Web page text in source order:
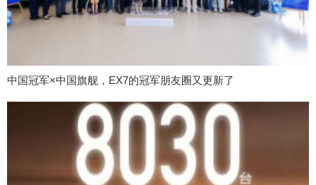
中国冠军×中国旗舰，EX7的冠军朋友圈又更新了